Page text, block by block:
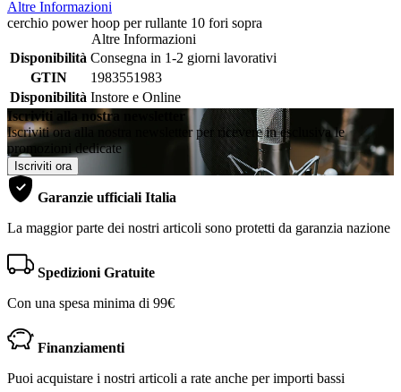
Altre Informazioni
cerchio power hoop per rullante 10 fori sopra
Altre Informazioni
Disponibilità Consegna in 1-2 giorni lavorativi
GTIN
1983551983
Disponibilità Instore e Online
Iscriviti alla nostra newsletter
Iscriviti ora alla nostra newsletter per ricevere in esclusiva le
promozioni dedicate
Iscriviti ora
Garanzie ufficiali Italia
La maggior parte dei nostri articoli sono protetti da garanzia nazione
Spedizioni Gratuite
Con una spesa minima di 99€
Finanziamenti
Puoi acquistare i nostri articoli a rate anche per importi bassi